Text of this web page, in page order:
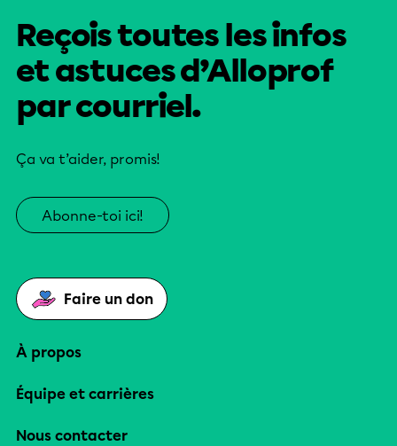
Reçois toutes les infos
et astuces d’Alloprof
par courriel.
Ça va t’aider, promis!
Abonne-toi ici!
Faire un don
À propos
Équipe et carrières
Nous contacter